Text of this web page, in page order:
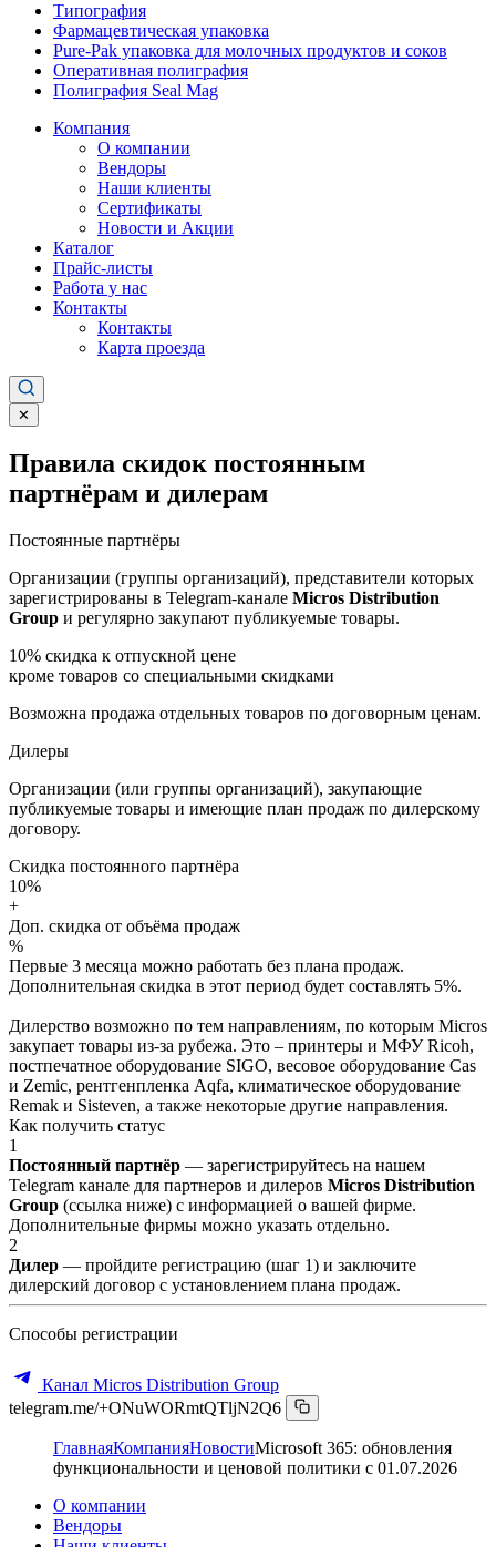
Типография
Фармацевтическая упаковка
Pure-Pak упаковка для молочных продуктов и соков
Оперативная полиграфия
Полиграфия Seal Mag
Компания
О компании
Вендоры
Наши клиенты
Сертификаты
Новости и Акции
Каталог
Прайс-листы
Работа у нас
Контакты
Контакты
Карта проезда
✕
Правила скидок постоянным
партнёрам и дилерам
Постоянные партнёры
Организации (группы организаций), представители которых
зарегистрированы в Telegram-канале Micros Distribution
Group и регулярно закупают публикуемые товары.
10% скидка к отпускной цене
кроме товаров со специальными скидками
Возможна продажа отдельных товаров по договорным ценам.
Дилеры
Организации (или группы организаций), закупающие
публикуемые товары и имеющие план продаж по дилерскому
договору.
Скидка постоянного партнёра
10%
+
Доп. скидка от объёма продаж
%
Первые 3 месяца можно работать без плана продаж.
Дополнительная скидка в этот период будет составлять 5%.
Дилерство возможно по тем направлениям, по которым Micros
закупает товары из-за рубежа. Это – принтеры и МФУ Ricoh,
постпечатное оборудование SIGO, весовое оборудование Cas
и Zemic, рентгенпленка Aqfa, климатическое оборудование
Remak и Sisteven, а также некоторые другие направления.
Как получить статус
1
Постоянный партнёр — зарегистрируйтесь на нашем
Telegram канале для партнеров и дилеров Micros Distribution
Group (ссылка ниже) с информацией о вашей фирме.
Дополнительные фирмы можно указать отдельно.
2
Дилер — пройдите регистрацию (шаг 1) и заключите
дилерский договор с установлением плана продаж.
Способы регистрации
Канал Micros Distribution Group
telegram.me/+ONuWORmtQTljN2Q6
ГлавнаяКомпанияНовостиMicrosoft 365: обновления
функциональности и ценовой политики с 01.07.2026
О компании
Вендоры